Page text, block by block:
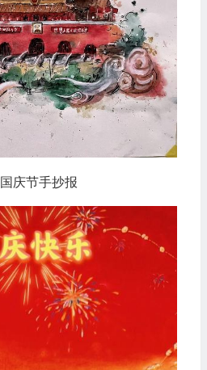
国庆节手抄报